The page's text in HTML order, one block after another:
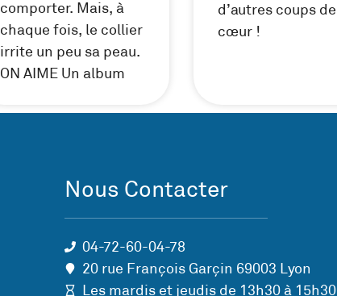
comporter. Mais, à
chaque fois, le collier
irrite un peu sa peau.
ON AIME Un album
d’autres coups de
cœur !
Nous Contacter
04-72-60-04-78
20 rue François Garçin 69003 Lyon
Les mardis et jeudis de 13h30 à 15h30